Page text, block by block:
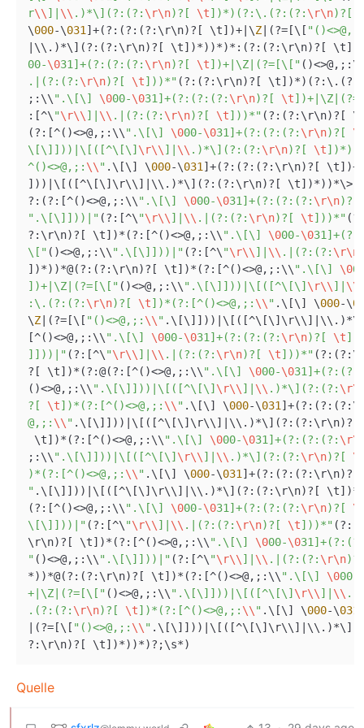
r\\]| \\ .)*\](?:(?: \r\n)?[ \t])*)(?:\.(?:(?: \r\n)?[
\000-\031] +(? :(? :(? :\r\n)? [ \t])+| \Z (?= [\[
\\.)*\](? :(? :\r\n)? [ \t])*))*)* :(? :(? :\r\n)? [ \t])
00-\031]+(?:(?:(?: \r\n)?[ \t])+|\Z|(?=[\[" ()<>
.|(?:(?: \r\n)?[ \t]))*" (? :(? :\r\n)? [ \t])*)(? :\.(?
;:\\".\[\] \000-\031]+(?:(?:(?: \r\n)?[ \t
:[^\"\r\\]| \\ .|(?:(?: \r\n)?[ \t]))*" (? :(? :\r\n)? [
(? :[^()<>@,;:\\".\[\] \000-\031]+(?:(?:(?: \r\n)?[
\[\]]))|\[([^\[\] \r\\]| \\ .)*\](?:(?: \r\n)?[ \t
^()<>@,;: \\" .\[\] \000-\031] +(? :(? :(? :\r\n)? [ \t])
]))
\[([^\[\]\r\\] \\.)*\](? :(? :\r\n)? [ \t])*))*\>
? :(? :[^()<>@,;:\\".\[\] \000-\031]+(?:(?:(?: \r\n
".\[\]]))|" (? :[^\"\r\\]| \\ .|(?:(?: \r\n)?[ \t]))*" (?
? :\r\n)? [ \t])* (? :[^()<>@,;:\\".\[\] \000-\0
\[" ()<>@,;:\\".\[\]]))|" (? :[^\"\r\\]| \\ .|(?:(?: \r\n
])*))*@(? :(? :\r\n)? [ \t])* (? :[^()<>@,;:\\".\[\] \0
])+|\Z|(?=[\[" ()<>@,;:\\".\[\]]))|\[([^\[\] \r\\]| \\
:\.(?:(?: \r\n)?[ \t])*(?:[^()<>@,;: \\" .\[\] \000-\
\Z (?= [\[ "()<>@,;: \\" .\[\]])) \[([^\[\]\r\\] \\.)*
[^()<>@,;:\\".\[\] \000-\031]+(?:(?:(?: \r\n)?[ \t
]]))|" (? :[^\"\r\\]| \\ .|(?:(?: \r\n)?[ \t]))*" (? :(?
? [ \t])* (? :@(? :[^()<>@,;:\\".\[\] \000-\0
()<>@,;:\\".\[\]]))|\[([^\[\] \r\\]| \\ .)*\](?:(?: \r
?[ \t])*(?:[^()<>@,;: \\" .\[\] \000-\031] +(? :(? :(?
@,;: \\" .\[\]])) \[([^\[\]\r\\] \\.)*\](? :(? :\r\n)?
\t])* (? :[^()<>@,;:\\".\[\] \000-\031]+(?:(?:(?: \r
;:\\".\[\]]))|\[([^\[\] \r\\]| \\ .)*\](?:(?: \r\n)?[
)*(?:[^()<>@,;: \\" .\[\] \000-\031] +(? :(? :(? :\r\n)?
" .\[\]])) \[([^\[\]\r\\] \\.)*\](? :(? :\r\n)? [ \t])*
(? :[^()<>@,;:\\".\[\] \000-\031]+(?:(?:(?: \r\n)?[
\[\]]))|" (? :[^\"\r\\]| \\ .|(?:(?: \r\n)?[ \t]))*" (? :(
\r\n)? [ \t])* (? :[^()<>@,;:\\".\[\] \000-\0
" ()<>@,;:\\".\[\]]))|" (? :[^\"\r\\]| \\ .|(?:(?: \r\n
*))*@(? :(? :\r\n)? [ \t])* (? :[^()<>@,;:\\".\[\] \000-
+|\Z|(?=[\[" ()<>@,;:\\".\[\]]))|\[([^\[\] \r\\]| \\
.(?:(?: \r\n)?[ \t])*(?:[^()<>@,;: \\" .\[\] \000-\031
(?= [\[ "()<>@,;: \\" .\[\]])) \[([^\[\]\r\\] \\.)*\](
? :\r\n)? [ \t])*))*)? ;\s*
Quelle